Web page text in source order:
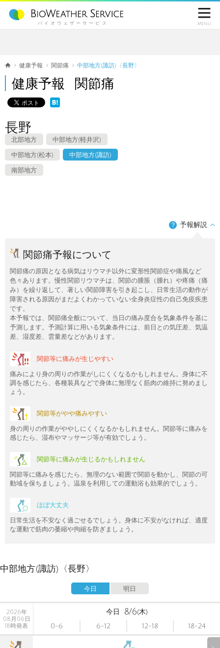
バイオウェザーサービス

Menu
健康予報 関節痛 中部地方(諏訪)〈長野〉
健康予報 関節痛
長野
北部地方 中部地方(軽井沢)
中部地方(松本) 中部地方(諏訪)
南部地方
？ 予報解説
関節痛予報について
関節痛の原因となる病気はリウマチ以外に変形性関節症や痛風など
色々あります。慢性関節リウマチは、関節の腫脹（腫れ）や疼痛（痛
み）を繰り返して、著しい関節障害を引き起こし、日常生活の動作が
障害される原因がまだよくわかっていない全身炎症性の自己免疫疾患
です。
本予報では、関節痛全般について、当日の痛み度合を気象条件を基に
予測します。予測計算に用いる気象条件には、前日との気圧差、気温
差、湿度差、雲量差などがあります。
関節等に痛みが生じやすい
痛みにより身の周りの作業がしにくくなるかもしれません。身体に不
調を感じたら、各種装具などで身体に無理なく筋肉の維持に努めまし
ょう。
関節等がやや痛みやすい
身の周りの作業がややしにくくなるかもしれません。関節等に痛みを
感じたら、湿布やマッサージ等が有効でしょう。
関節等に痛みが生じるかもしれません
関節等に痛みを感じたら、無理のない範囲で関節を動かし、関節の可
動域を保ちましょう。温泉を利用しての運動浴も効果的でしょう。
ほぼ大丈夫
日常生活を不安なく過ごせるでしょう。身体に不安がなければ、適度
な運動で筋肉の萎縮や拘縮を防ぎましょう。
中部地方(諏訪)〈長野〉
今日 明日
2026年
08月06日
18時発表
今日 8/6(木)
0-6
6-12 12-18 18-24